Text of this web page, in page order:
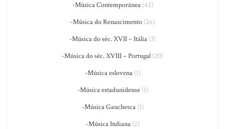
-Música Contemporânea(42)
-Música do Renascimento (26)
-Música do séc. XVII – Itália (3)
-Música do séc. XVIII – Portugal (20)
-Música eslovena(1)
-Música estadunidense(1)
-Música Gauchesca(1)
-Música Indiana(2)